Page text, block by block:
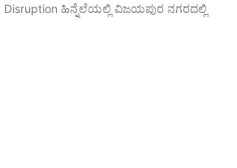
ಹಿನ್ನೆಲೆಯಲ್ಲಿ ವಿಜಯಪುರ ನಗರದಲ್ಲಿ